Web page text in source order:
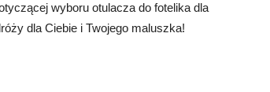
wyboru otulacza do fotelika dla
dla Ciebie i Twojego maluszka!